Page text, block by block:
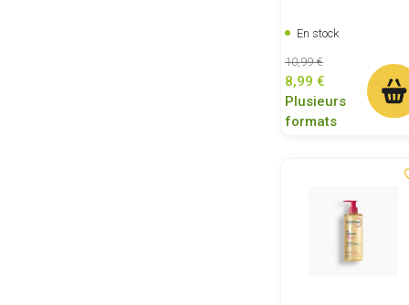
En stock
Prix de base
10,99 €Prix
8,99 €
Plusieurs
formats